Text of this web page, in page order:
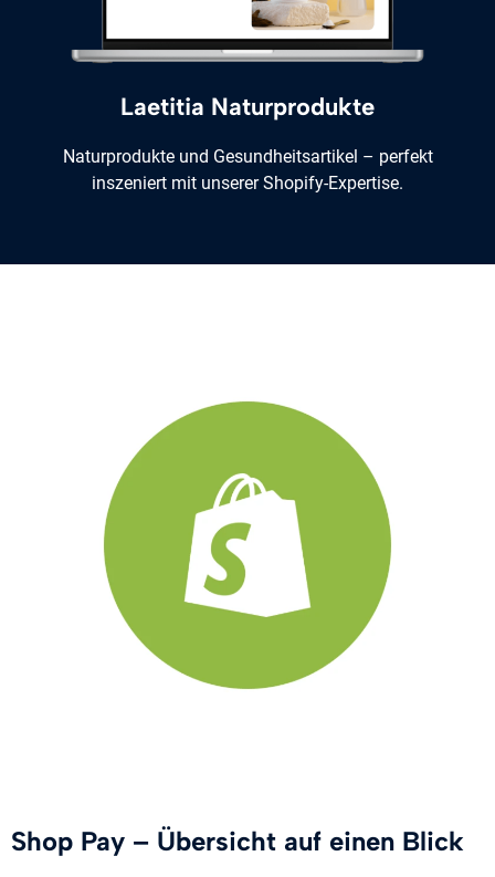
Laetitia Naturprodukte
Naturprodukte und Gesundheitsartikel – perfekt
inszeniert mit unserer Shopify-Expertise.
Shop Pay – Übersicht auf einen Blick